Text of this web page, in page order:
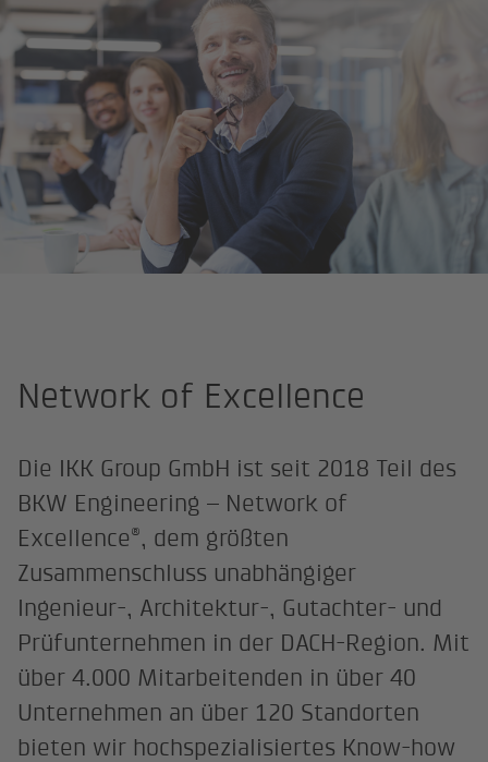
Network of Excellence
Die IKK Group GmbH ist seit 2018 Teil des
BKW Engineering – Network of
Excellence®, dem größten
Zusammenschluss unabhängiger
Ingenieur-, Architektur-, Gutachter- und
Prüfunternehmen in der DACH-Region. Mit
über 4.000 Mitarbeitenden in über 40
Unternehmen an über 120 Standorten
bieten wir hochspezialisiertes Know-how